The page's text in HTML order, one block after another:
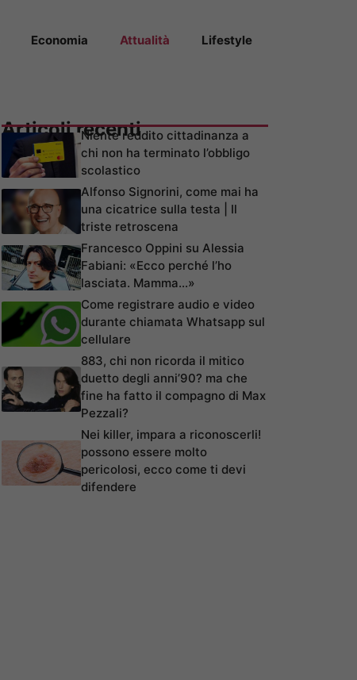
Economia Attualità Lifestyle
Articoli recentiNiente reddito cittadinanza a
chi non ha terminato l’obbligo
scolastico
Alfonso Signorini, come mai ha
una cicatrice sulla testa | Il
triste retroscena
Francesco Oppini su Alessia
Fabiani: «Ecco perché l’ho
lasciata. Mamma…»
Come registrare audio e video
durante chiamata Whatsapp sul
cellulare
883, chi non ricorda il mitico
duetto degli anni’90? ma che
fine ha fatto il compagno di Max
Pezzali?
Nei killer, impara a riconoscerli!
possono essere molto
pericolosi, ecco come ti devi
difendere